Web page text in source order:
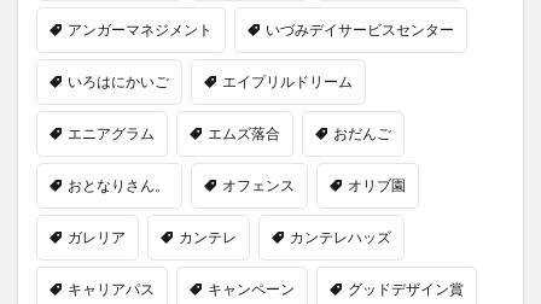
アンガーマネジメント いづみデイサービスセンター
いろはにかいご エイプリルドリーム
エニアグラム エムズ落合 おだんご
おとなりさん。 オフェンス オリブ園
ガレリア カンテレ カンテレハッズ
キャリアパス キャンペーン グッドデザイン賞